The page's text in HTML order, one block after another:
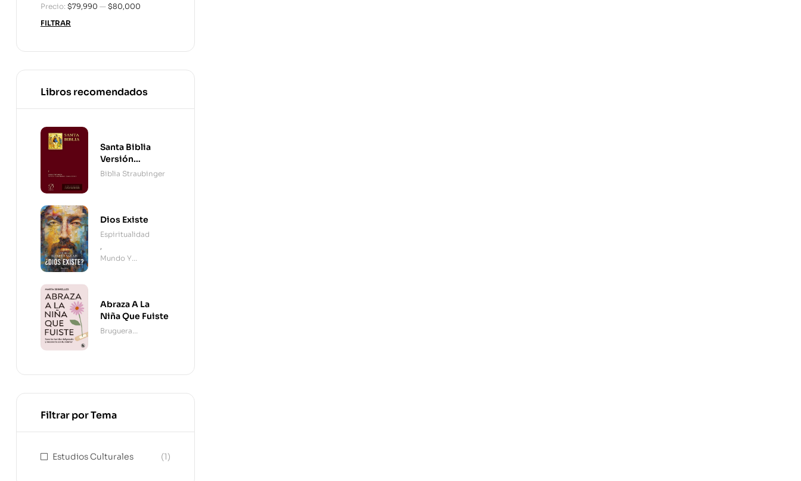
FILTRAR
Precio: $79,990 — $80,000
Libros recomendados
Santa Biblia
Versión
Straubinger - 2
Biblia Straubinger
Dios Existe
Espiritualidad
,
Mundo Y
Abraza A La
Niña Que Fuiste
Bruguera
Filtrar por Tema
Estudios Culturales (1)